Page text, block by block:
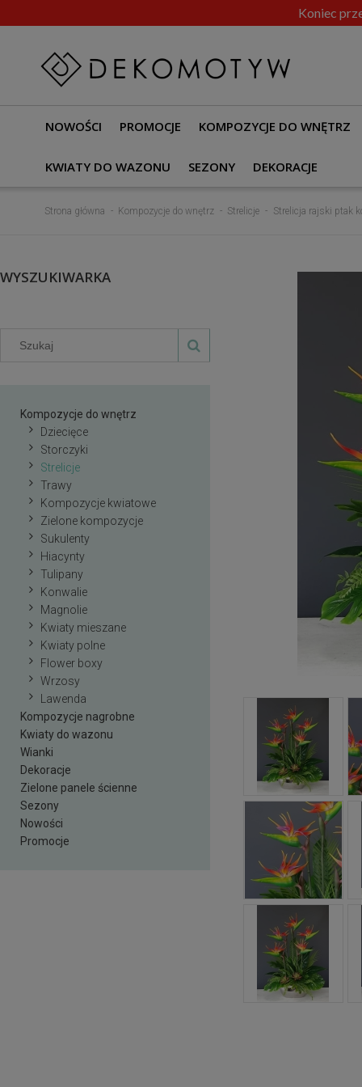
Koniec
NOWOŚCI PROMOCJE KOMPOZYCJE DO WNĘTRZ
KWIATY DO WAZONU SEZONY DEKORACJE
Strona główna Kompozycje do wnętrz Strelicje Strelicja rajski ptak
WYSZUKIWARKA
Kompozycje do wnętrz
Dziecięce
Storczyki
Strelicje
Trawy
Kompozycje kwiatowe
Zielone kompozycje
Sukulenty
Hiacynty
Tulipany
Konwalie
Magnolie
Kwiaty mieszane
Kwiaty polne
Flower boxy
Wrzosy
Lawenda
Kompozycje nagrobne
Kwiaty do wazonu
Wianki
Dekoracje
Zielone panele ścienne
Sezony
Nowości
Promocje